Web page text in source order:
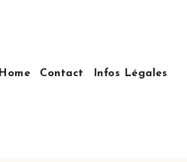
Home
Contact Infos Légales